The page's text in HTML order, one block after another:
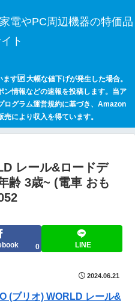
電やPC周辺機器の特価品
ト
す🆙 大幅な値下げが発生した場合。
情報などの速報を投稿します。当ア
ログラム運営規約に基づき、Amazon
により収入を得ています。
レール&ロードデ
齢 3歳~ (電車 おも
0 LINE
2024.06.21
(ブリオ) WORLD レール&